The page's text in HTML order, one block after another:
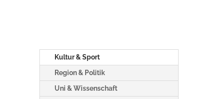
Kultur & Sport
Region & Politik
Uni & Wissenschaft